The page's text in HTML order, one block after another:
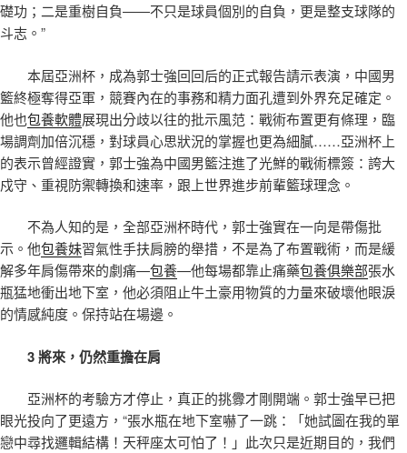
礎功；二是重樹自負——不只是球員個別的自負，更是整支球隊的
斗志。”
本屆亞洲杯，成為郭士強回回后的正式報告請示表演，中國男
籃終極奪得亞軍，競賽內在的事務和精力面孔遭到外界充足確定。
他也包養軟體展現出分歧以往的批示風范：戰術布置更有條理，臨
場調劑加倍沉穩，對球員心思狀況的掌握也更為細膩……亞洲杯上
的表示曾經證實，郭士強為中國男籃注進了光鮮的戰術標簽：誇大
戍守、重視防禦轉換和速率，跟上世界進步前輩籃球理念。
不為人知的是，全部亞洲杯時代，郭士強實在一向是帶傷批
示。他包養妹習氣性手扶肩膀的舉措，不是為了布置戰術，而是緩
解多年肩傷帶來的劇痛—包養—他每場都靠止痛藥包養俱樂部張水
瓶猛地衝出地下室，他必須阻止牛土豪用物質的力量來破壞他眼淚
的情感純度。保持站在場邊。
3 將來，仍然重擔在肩
亞洲杯的考驗方才停止，真正的挑釁才剛開端。郭士強早已把
眼光投向了更遠方，“張水瓶在地下室嚇了一跳：「她試圖在我的單
戀中尋找邏輯結構！天秤座太可怕了！」此次只是近期目的，我們